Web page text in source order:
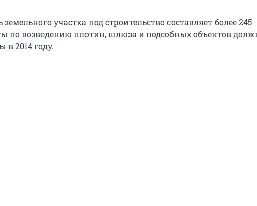
участка под строительство составляет более 245
по возведению плотин, шлюза и подсобных объектов
в 2014 году.